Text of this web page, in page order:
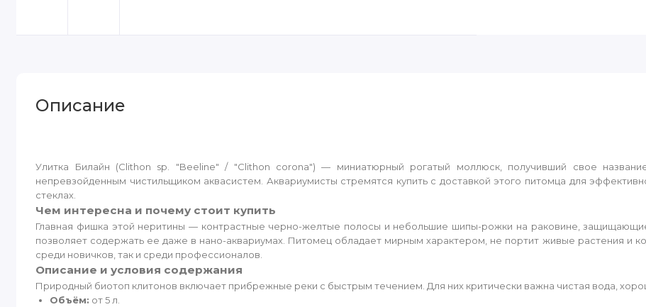
Описание
Улитка Билайн (Clithon sp. "Beeline" / "Clithon corona") — миниатюрный рогатый моллюск, получивший свое
непревзойденным чистильщиком аквасистем. Аквариумисты стремятся купить с доставкой этого питомца для
стеклах.
Чем интересна и почему стоит купить
Главная фишка этой неритины — контрастные черно-желтые полосы и небольшие шипы-рожки на раковине,
позволяет содержать ее даже в нано-аквариумах. Питомец обладает мирным характером, не портит живые растения и
среди новичков, так и среди профессионалов.
Описание и условия содержания
Природный биотоп клитонов включает прибрежные реки с быстрым течением. Для них критически важна чистая вода,
Объём: от 5 л.